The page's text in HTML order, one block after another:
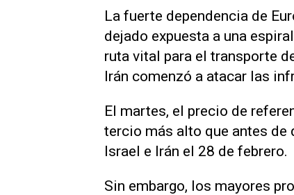
La fuerte dependencia de
dejado expuesta a una
ruta vital para el transporte
Irán comenzó a atacar las
El martes, el precio de
tercio más alto ​que antes de
Israel e Irán el 28 de febrero.
Sin embargo, los mayores